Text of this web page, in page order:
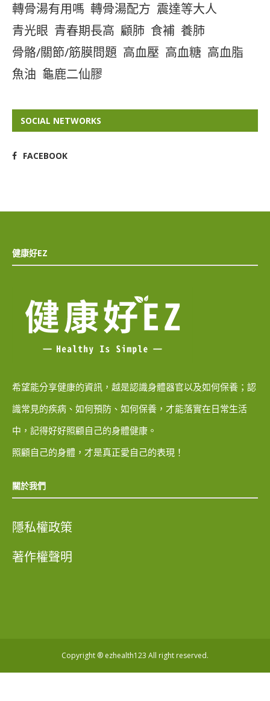
轉骨湯有用嗎 轉骨湯配方 震達等大人
青光眼 青春期長高 顧肺 食補 養肺
骨骼/關節/筋膜問題 高血壓 高血糖 高血脂
魚油 龜鹿二仙膠
SOCIAL NETWORKS
FACEBOOK
健康好EZ
希望能分享健康的資訊，越是認識身體器官以及如何保養；認
識常見的疾病、如何預防、如何保養，才能落實在日常生活
中，記得好好照顧自己的身體健康。
照顧自己的身體，才是真正愛自己的表現！
關於我們
隱私權政策
著作權聲明
Copyright ® ezhealth123 All right reserved.